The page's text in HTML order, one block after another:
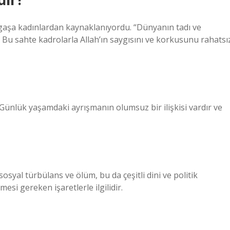
kadınlardan kaynaklanıyordu. “Dünyanın tadı ve
sahte kadrolarla Allah’ın saygısını ve korkusunu
yaşamdaki ayrışmanın olumsuz bir ilişkisi vardır ve
türbülans ve ölüm, bu da çeşitli dini ve politik
gereken işaretlerle ilgilidir.